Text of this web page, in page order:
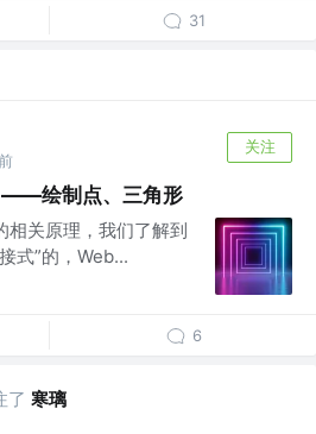
31
关注
——绘制点、三角形
相关原理，我们了解到
式”的，Web...
6
了 寒璃